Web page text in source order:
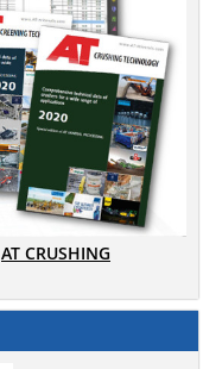
AT CRUSHING